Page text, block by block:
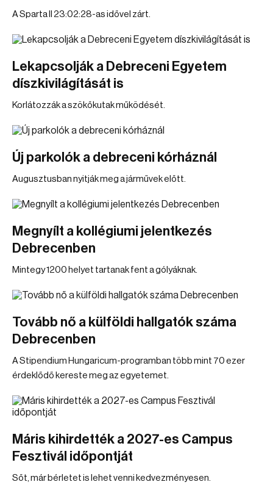
A Sparta II 23:02:28-as idővel zárt.
Lekapcsolják a Debreceni Egyetem
díszkivilágítását is
Korlátozzák a szökőkutak működését.
Új parkolók a debreceni kórháznál
Augusztusban nyitják meg a járművek előtt.
Megnyílt a kollégiumi jelentkezés
Debrecenben
Mintegy 1200 helyet tartanak fent a gólyáknak.
Tovább nő a külföldi hallgatók száma
Debrecenben
A Stipendium Hungaricum-programban több mint 70 ezer
érdeklődő kereste meg az egyetemet.
Máris kihirdették a 2027-es Campus
Fesztivál időpontját
Sőt, már bérletet is lehet venni kedvezményesen.